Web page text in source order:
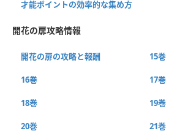
才能ポイントの効率的な集め方
開花の扉攻略情報
開花の扉の攻略と報酬 15巻
16巻 17巻
18巻 19巻
20巻 21巻